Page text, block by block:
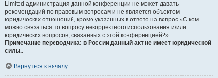
Limited администрация данной конференции не может давать
рекомендаций по правовым вопросам и не является объектом
юридических отношений, кроме указанных в ответе на вопрос «С кем
можно связаться по вопросу некорректного использования и/или
юридических вопросов, связанных с этой конференцией?».
Примечание переводчика: в России данный акт не имеет юридической
силы..
Вернуться к началу